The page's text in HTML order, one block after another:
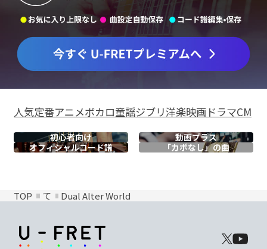
人気定番アニメボカロ童謡ジブリ洋楽映画ドラマCM
初心者向け
動画プラス
オフィシャルコード譜 「カポなし」の曲
TOP て Dual Alter World